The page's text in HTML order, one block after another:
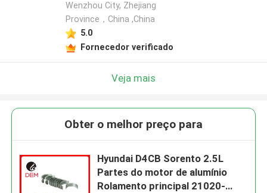
Wenzhou City, Zhejiang
Province，China ,China
5.0
Fornecedor verificado
Veja mais
Obter o melhor preço para
Hyundai D4CB Sorento 2.5L
Partes do motor de alumínio
Rolamento principal 21020-